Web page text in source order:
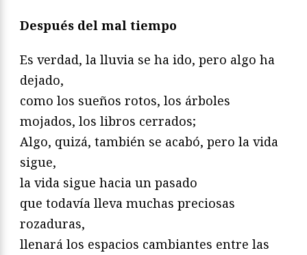
Después del mal tiempo
Es verdad, la lluvia se ha ido, pero algo ha
dejado,
como los sueños rotos, los árboles
mojados, los libros cerrados;
Algo, quizá, también se acabó, pero la vida
sigue,
la vida sigue hacia un pasado
que todavía lleva muchas preciosas
rozaduras,
llenará los espacios cambiantes entre las